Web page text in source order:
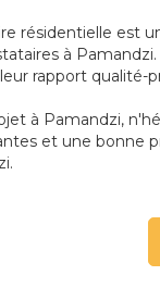
résidentielle est
à
rapport qualité-
à Pamandzi,
et une bonne